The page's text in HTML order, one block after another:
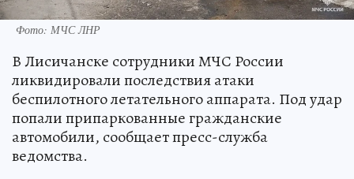
Фото: МЧС ЛНР
В Лисичанске сотрудники МЧС России
ликвидировали последствия атаки
беспилотного летательного аппарата. Под удар
попали припаркованные гражданские
автомобили, сообщает пресс-служба
ведомства.